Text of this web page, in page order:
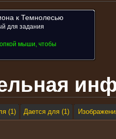
к Темнолесью
для задания
мыши, чтобы
(1) Дается для (1)